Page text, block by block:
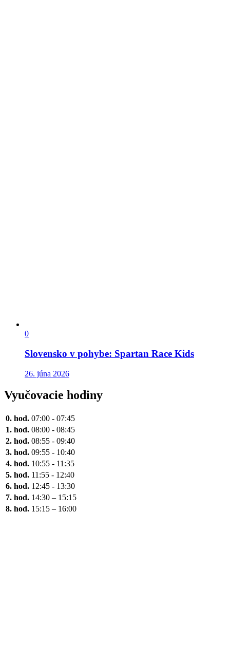
0
Slovensko v pohybe: Spartan Race Kids
26. júna 2026
Vyučovacie hodiny
0. hod. 07:00 - 07:45
1. hod. 08:00 - 08:45
2. hod. 08:55 - 09:40
3. hod. 09:55 - 10:40
4. hod. 10:55 - 11:35
5. hod. 11:55 - 12:40
6. hod. 12:45 - 13:30
7. hod. 14:30 – 15:15
8. hod. 15:15 – 16:00